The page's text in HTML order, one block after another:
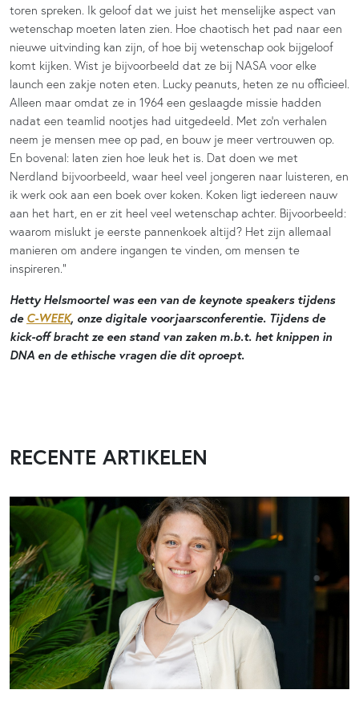
toren spreken. Ik geloof dat we juist het menselijke aspect van
wetenschap moeten laten zien. Hoe chaotisch het pad naar een
nieuwe uitvinding kan zijn, of hoe bij wetenschap ook bijgeloof
komt kijken. Wist je bijvoorbeeld dat ze bij NASA voor elke
launch een zakje noten eten. Lucky peanuts, heten ze nu officieel.
Alleen maar omdat ze in 1964 een geslaagde missie hadden
nadat een teamlid nootjes had uitgedeeld. Met zo’n verhalen
neem je mensen mee op pad, en bouw je meer vertrouwen op.
En bovenal: laten zien hoe leuk het is. Dat doen we met
Nerdland bijvoorbeeld, waar heel veel jongeren naar luisteren, en
ik werk ook aan een boek over koken. Koken ligt iedereen nauw
aan het hart, en er zit heel veel wetenschap achter. Bijvoorbeeld:
waarom mislukt je eerste pannenkoek altijd? Het zijn allemaal
manieren om andere ingangen te vinden, om mensen te
inspireren.”
Hetty Helsmoortel was een van de keynote speakers tijdens
de C-WEEK, onze digitale voorjaarsconferentie. Tijdens de
kick-off bracht ze een stand van zaken m.b.t. het knippen in
DNA en de ethische vragen die dit oproept.
RECENTE ARTIKELEN